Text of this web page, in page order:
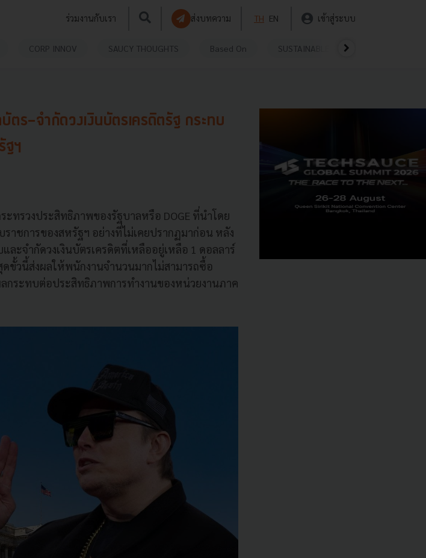
ร่วมงานกับเรา ส่งบทความ TH EN เข้าสู่ระบบ
CORP INNOV SAUCY THOUGHTS Based On SUSTAINABLE
ร-จำกัดวงเงินบัตรเครดิตรัฐ กระทบ
ฐฯ
ทรวงประสิทธิภาพของรัฐบาลหรือ DOGE ที่นำโดย
าชการของสหรัฐฯ อย่างที่ไม่เคยปรากฏมาก่อน หลัง
ละจำกัดวงเงินบัตรเครดิตที่เหลืออยู่เหลือ 1 ดอลลาร์
ขั้วนี้ส่งผลให้พนักงานจำนวนมากไม่สามารถซื้อ
กระทบต่อประสิทธิภาพการทำงานของหน่วยงานภาค